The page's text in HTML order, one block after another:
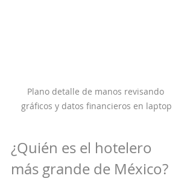
Plano detalle de manos revisando
gráficos y datos financieros en laptop
¿Quién es el hotelero
más grande de México?